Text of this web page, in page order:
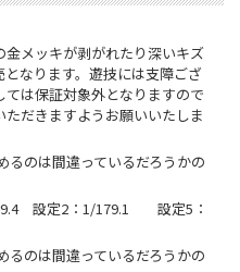
メッキが剥がれたり深いキズ
なります。遊技には支障ござ
は保証対象外となりますので
だきますようお願いいたしま
るのは間違っているだろうかの
設定2：1/179.1 設定5：
るのは間違っているだろうかの